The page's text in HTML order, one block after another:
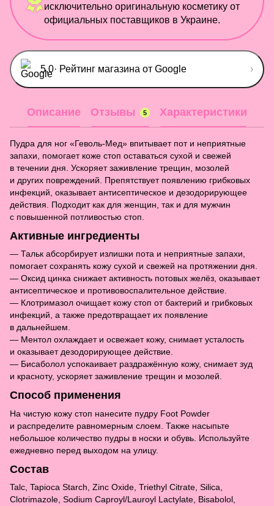
исключительно оригинальную косметику от
официальных поставщиков в Украине.
5,0· Рейтинг магазина от Google ›
Описание Отзывы 5 Характеристики
Пудра для ног «Геволь-Мед» впитывает пот и неприятные
запахи, помогает коже стоп оставаться сухой и свежей
в течении дня. Ускоряет заживление трещин, мозолей
и других повреждений. Препятствует появлению грибковых
инфекций, оказывает антисептическое и дезодорирующее
действия. Подходит как для женщин, так и для мужчин
с повышенной потливостью стоп.
Активные ингредиенты
— Тальк абсорбирует излишки пота и неприятные запахи,
помогает сохранять кожу сухой и свежей на протяжении дня.
— Оксид цинка снижает активность потовых желёз, оказывает
антисептическое и противовоспалительное действие.
— Клотримазол очищает кожу стоп от бактерий и грибковых
инфекций, а также предотвращает их появление
в дальнейшем.
— Ментол охлаждает и освежает кожу, снимает усталость
и оказывает дезодорирующее действие.
— Бисаболол успокаивает раздражённую кожу, снимает зуд
и красноту, ускоряет заживление трещин и мозолей.
Способ применения
На чистую кожу стоп нанесите пудру Foot Powder
и распределите равномерным слоем. Также насыпьте
небольшое количество пудры в носки и обувь. Используйте
ежедневно перед выходом на улицу.
Состав
Talc, Tapioca Starch, Zinc Oxide, Triethyl Citrate, Silica,
Clotrimazole, Sodium Caproyl/Lauroyl Lactylate, Bisabolol,